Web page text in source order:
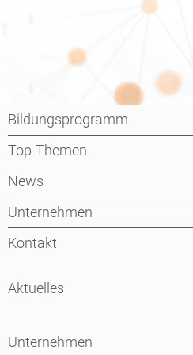
Bildungsprogramm
Top-Themen
News
Unternehmen
Kontakt
Aktuelles
Unternehmen